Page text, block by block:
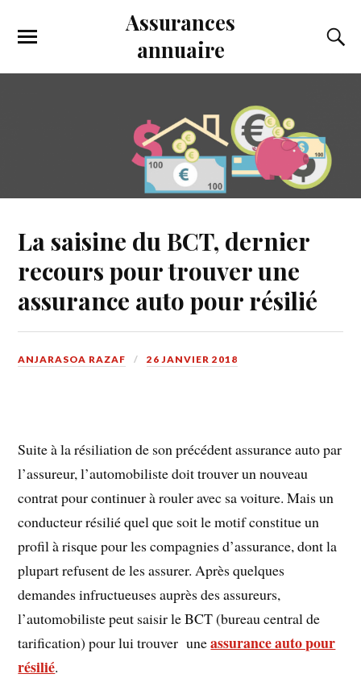
Assurances
annuaire
La saisine du BCT, dernier
recours pour trouver une
assurance auto pour résilié
ANJARASOA RAZAF 26 JANVIER 2018
Suite à la résiliation de son précédent assurance auto par
l’assureur, l’automobiliste doit trouver un nouveau
contrat pour continuer à rouler avec sa voiture. Mais un
conducteur résilié quel que soit le motif constitue un
profil à risque pour les compagnies d’assurance, dont la
plupart refusent de les assurer. Après quelques
demandes infructueuses auprès des assureurs,
l’automobiliste peut saisir le BCT (bureau central de
tarification) pour lui trouver uneassurance auto pour
résilié.